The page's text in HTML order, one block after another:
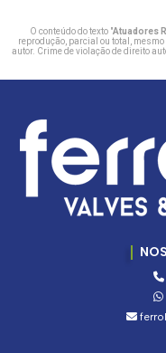
O conteúdo do texto "Atuadores
reprodução, parcial ou total,
autor. Crime de violação de direito